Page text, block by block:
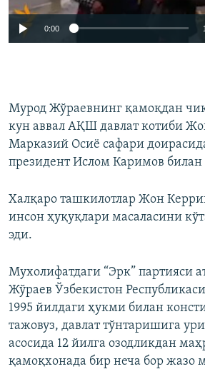
0:00
Мурод Жўраевнинг қамоқдан
кун аввал АҚШ давлат котиби
Марказий Осиё сафари
президент Ислом Каримов
Халқаро ташкилотлар Жон
инсон ҳуқуқлари масаласини
эди.
Мухолифатдаги “Эрк” партияси
Жўраев Ўзбекистон
1995 йилдаги ҳукми билан
тажовуз, давлат тўнтаришига
асосида 12 йилга озодликдан
қамоқхонада бир неча бор жазо